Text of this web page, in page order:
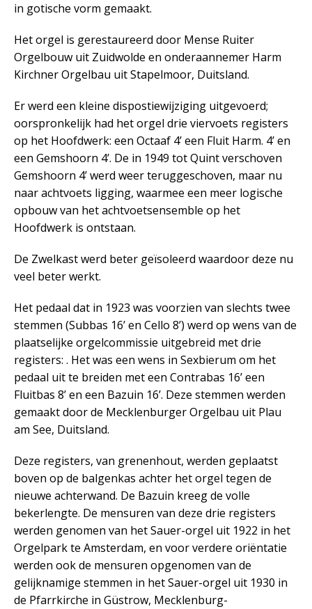
in gotische vorm gemaakt.
Het orgel is gerestaureerd door Mense Ruiter
Orgelbouw uit Zuidwolde en onderaannemer Harm
Kirchner Orgelbau uit Stapelmoor, Duitsland.
Er werd een kleine dispostiewijziging uitgevoerd;
oorspronkelijk had het orgel drie viervoets registers
op het Hoofdwerk: een Octaaf 4’ een Fluit Harm. 4’ en
een Gemshoorn 4’. De in 1949 tot Quint verschoven
Gemshoorn 4’ werd weer teruggeschoven, maar nu
naar achtvoets ligging, waarmee een meer logische
opbouw van het achtvoetsensemble op het
Hoofdwerk is ontstaan.
De Zwelkast werd beter geïsoleerd waardoor deze nu
veel beter werkt.
Het pedaal dat in 1923 was voorzien van slechts twee
stemmen (Subbas 16’ en Cello 8’) werd op wens van de
plaatselijke orgelcommissie uitgebreid met drie
registers: . Het was een wens in Sexbierum om het
pedaal uit te breiden met een Contrabas 16’ een
Fluitbas 8’ en een Bazuin 16’. Deze stemmen werden
gemaakt door de Mecklenburger Orgelbau uit Plau
am See, Duitsland.
Deze registers, van grenenhout, werden geplaatst
boven op de balgenkas achter het orgel tegen de
nieuwe achterwand. De Bazuin kreeg de volle
bekerlengte. De mensuren van deze drie registers
werden genomen van het Sauer-orgel uit 1922 in het
Orgelpark te Amsterdam, en voor verdere oriëntatie
werden ook de mensuren opgenomen van de
gelijknamige stemmen in het Sauer-orgel uit 1930 in
de Pfarrkirche in Güstrow, Mecklenburg-